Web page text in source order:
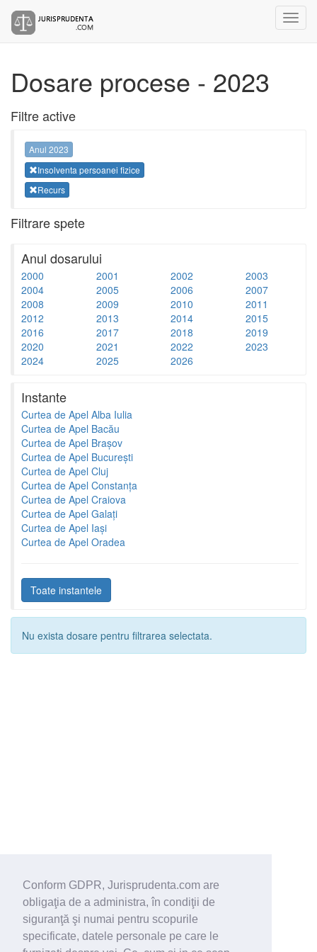
Conform GDPR, Jurisprudenta.com are
obligaţia de a administra, în condiţii de
siguranţă şi numai pentru scopurile
specificate, datele personale pe care le
Dosare procese - 2023
Filtre active
Anul 2023
Insolventa persoanei fizice
Recurs
Filtrare spete
Anul dosarului
2000 2001 2002
2003
2004
2005 2006
2007
2008
2009 2010
2011
2012
2013 2014
2015
2016
2017 2018
2019
2020
2021 2022
2023
2024
2025 2026
Instante
Curtea de Apel Alba Iulia
Curtea de Apel Bacău
Curtea de Apel Brașov
Curtea de Apel București
Curtea de Apel Cluj
Curtea de Apel Constanța
Curtea de Apel Craiova
Curtea de Apel Galați
Curtea de Apel Iași
Curtea de Apel Oradea
Toate instantele
Nu exista dosare pentru filtrarea selectata.